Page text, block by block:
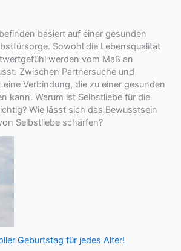
basiert auf einer gesunden
Sowohl die Lebensqualität
werden vom Maß an
Zwischen Partnersuche und
Verbindung, die zu einer gesunden
kann. Warum ist Selbstliebe für die
Wie lässt sich das Bewusstsein
Selbstliebe schärfen?
Geburtstag für jedes Alter!